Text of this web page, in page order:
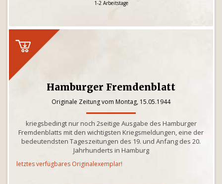
1-2 Arbeitstage
Hamburger Fremdenblatt
Originale Zeitung vom Montag, 15.05.1944
kriegsbedingt nur noch 2seitige Ausgabe des Hamburger
Fremdenblatts mit den wichtigsten Kriegsmeldungen, eine der
bedeutendsten Tageszeitungen des 19. und Anfang des 20.
Jahrhunderts in Hamburg
letztes verfügbares Originalexemplar!